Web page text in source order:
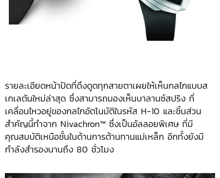
รายละเอียดหน้าปัดที่ดึงดูดทุกสายตาเผยให้เห็นกลไกแบบส
เกเลตันใหม่ล่าสุด ซึ่งสามารถมองเห็นบาลานซ์สปริง ที่
เคลื่อนไหวอยู่ของกลไกอัตโนมัติในรหัส H-10 และชิ้นส่วน
สำคัญนี้ทำจาก Nivachron™ ซึ่งเป็นอัลลอยพิเศษ ที่มี
คุณสมบัติเหนือชั้นในด้านการต้านทานแม่เหล็ก อีกทั้งยังมี
กำลังสำรองนานถึง 80 ชั่วโมง